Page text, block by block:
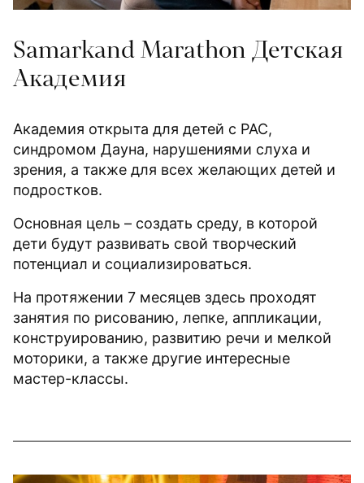
Samarkand Marathon Детская
Академия
Академия открыта для детей с РАС,
синдромом Дауна, нарушениями слуха и
зрения, а также для всех желающих детей и
подростков.
Основная цель – создать среду, в которой
дети будут развивать свой творческий
потенциал и социализироваться.
На протяжении 7 месяцев здесь проходят
занятия по рисованию, лепке, аппликации,
конструированию, развитию речи и мелкой
моторики, а также другие интересные
мастер-классы.